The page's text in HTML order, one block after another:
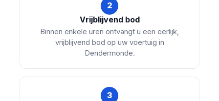
2
Vrijblijvend bod
Binnen enkele uren ontvangt u een eerlijk,
vrijblijvend bod op uw voertuig in
Dendermonde.
3